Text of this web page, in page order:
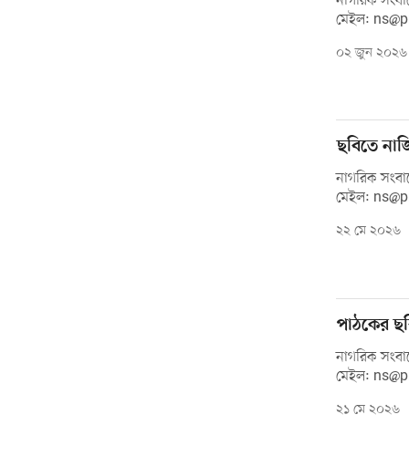
মেইল:
০২ জুন ২০২৬
ছবিতে
নাগরিক
মেইল:
২২ মে ২০২৬
পাঠকের
নাগরিক
মেইল:
২১ মে ২০২৬